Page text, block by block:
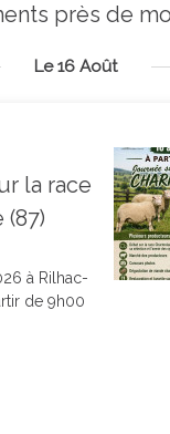
près de
Le 16 Août
la race
(87)
à Rilhac-
de 9h00